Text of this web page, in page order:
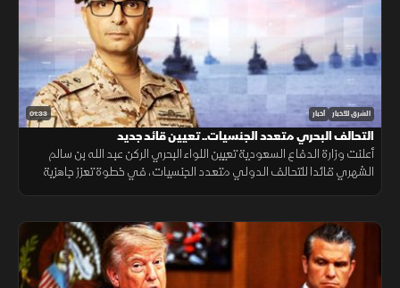
01:33 الشرق للأخبار أخبار
التحالف البحري متعدد الجنسيات.. تعيين قائد جديد
أعلنت وزارة الدفاع السعودية تعيين اللواء البحري الركن عبد الله بن سالم
الشهري قائدا للتحالف الدولي متعدد الجنسيات، في خطوة تعزز جاهزية